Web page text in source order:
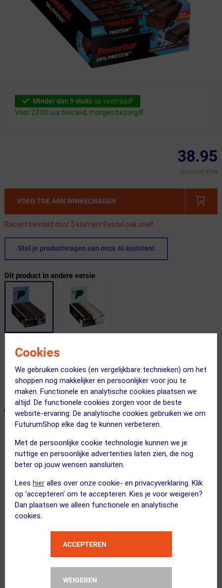
Cookies
We gebruiken cookies (en vergelijkbare technieken) om het
shoppen nog makkelijker en persoonlijker voor jou te
maken. Functionele en analytische cookies plaatsen we
altijd. De functionele cookies zorgen voor de beste
website-ervaring. De analytische cookies gebruiken we om
FuturumShop elke dag te kunnen verbeteren.
Met de persoonlijke cookie technologie kunnen we je
nuttige en persoonlijke advertenties laten zien, die nog
beter op jouw wensen aansluiten.
Lees hier alles over onze cookie- en privacyverklaring. Klik
op 'accepteren' om te accepteren. Kies je voor weigeren?
Dan plaatsen we alleen functionele en analytische
cookies.
ACCEPTEREN
WEIGEREN
Minder dan 9 stuks op voorraad!
Voor 23:00 uur besteld, morgen bezorgd!
38.95
Inclusief BTW
VOEG TOE AAN WINKELWAGEN
Recent besteld door 5 klanten! Bestel ook snel!
Stel je productvragen aan onze AI assistent
Dit product in andere versie
Gratis verzending vanaf €49
Voor 23:00 uur besteld, morgen in huis
365 dagen retourrecht
← Terug naar productnavigatie
ONZE AANBEVOLEN COMBINATIE
PowerBar
Protein Plus Bar 30% Chocolade Repe...
Kies alternatief